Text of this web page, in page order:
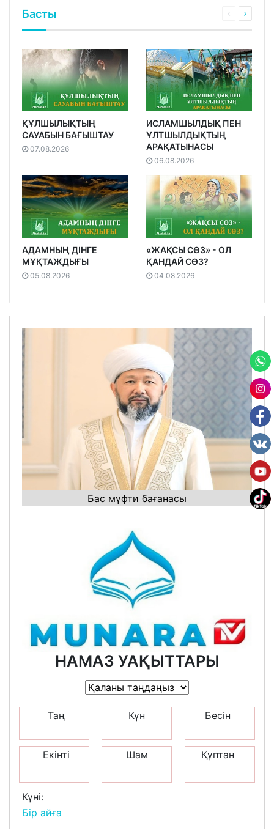
Басты
ҚҰЛШЫЛЫҚТЫҢ
САУАБЫН БАҒЫШТАУ
07.08.2026
ИСЛАМШЫЛДЫҚ ПЕН
ҰЛТШЫЛДЫҚТЫҢ
АРАҚАТЫНАСЫ
06.08.2026
АДАМНЫҢ ДІНГЕ
МҰҚТАЖДЫҒЫ
05.08.2026
«ЖАҚСЫ СӨЗ» - ОЛ
ҚАНДАЙ СӨЗ?
04.08.2026
Бас мүфти бағанасы
НАМАЗ УАҚЫТТАРЫ
Таң Күн Бесін
Екінті Шам Құптан
Күні:
Бір айға